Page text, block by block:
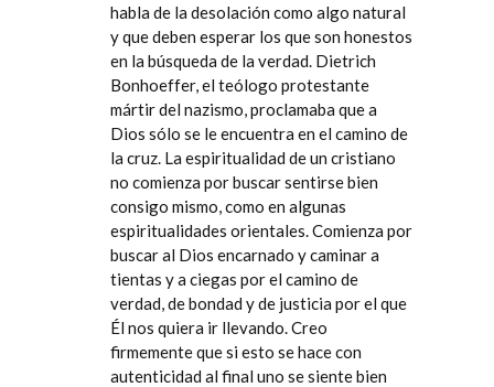
habla de la desolación como algo natural
y que deben esperar los que son honestos
en la búsqueda de la verdad. Dietrich
Bonhoeffer, el teólogo protestante
mártir del nazismo, proclamaba que a
Dios sólo se le encuentra en el camino de
la cruz. La espiritualidad de un cristiano
no comienza por buscar sentirse bien
consigo mismo, como en algunas
espiritualidades orientales. Comienza por
buscar al Dios encarnado y caminar a
tientas y a ciegas por el camino de
verdad, de bondad y de justicia por el que
Él nos quiera ir llevando. Creo
firmemente que si esto se hace con
autenticidad al final uno se siente bien